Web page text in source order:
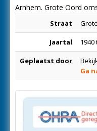
Arnhem. Grote Oord
Straat
Jaartal 1940
Geplaatst door
Ga